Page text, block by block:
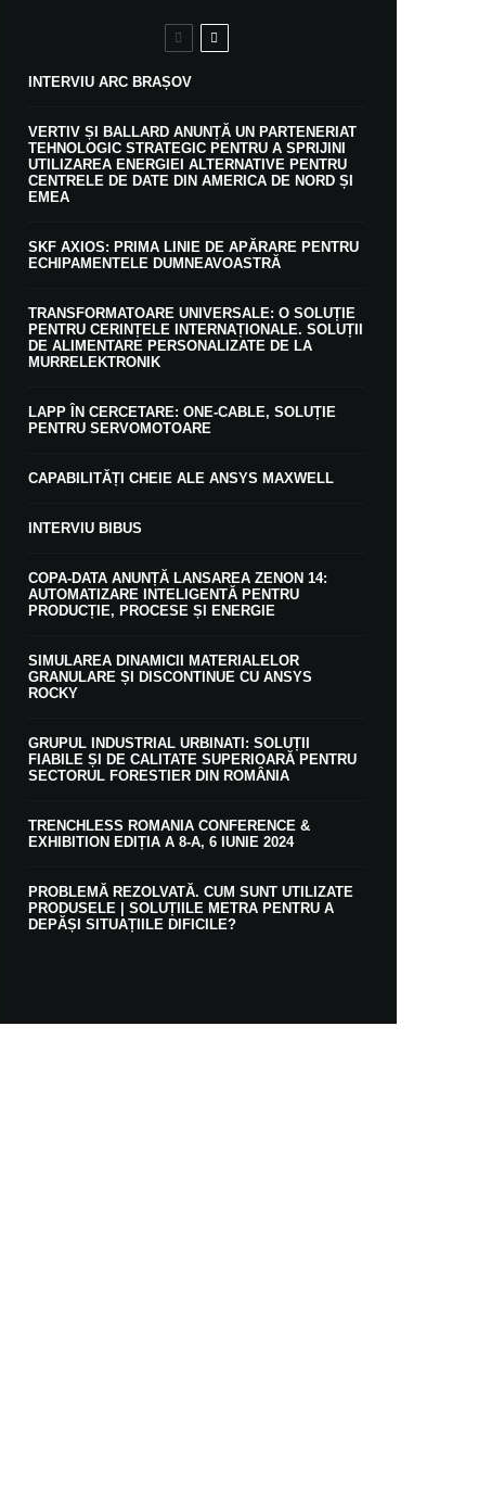
INTERVIU ARC BRAȘOV
VERTIV ȘI BALLARD ANUNȚĂ UN PARTENERIAT
TEHNOLOGIC STRATEGIC PENTRU A SPRIJINI
UTILIZAREA ENERGIEI ALTERNATIVE PENTRU
CENTRELE DE DATE DIN AMERICA DE NORD ȘI
EMEA
SKF AXIOS: PRIMA LINIE DE APĂRARE PENTRU
ECHIPAMENTELE DUMNEAVOASTRĂ
TRANSFORMATOARE UNIVERSALE: O SOLUȚIE
PENTRU CERINȚELE INTERNAȚIONALE. SOLUȚII
DE ALIMENTARE PERSONALIZATE DE LA
MURRELEKTRONIK
LAPP ÎN CERCETARE: ONE-CABLE, SOLUȚIE
PENTRU SERVOMOTOARE
CAPABILITĂȚI CHEIE ALE ANSYS MAXWELL
INTERVIU BIBUS
COPA-DATA ANUNȚĂ LANSAREA ZENON 14:
AUTOMATIZARE INTELIGENTĂ PENTRU
PRODUCȚIE, PROCESE ȘI ENERGIE
SIMULAREA DINAMICII MATERIALELOR
GRANULARE ȘI DISCONTINUE CU ANSYS
ROCKY
GRUPUL INDUSTRIAL URBINATI: SOLUȚII
FIABILE ȘI DE CALITATE SUPERIOARĂ PENTRU
SECTORUL FORESTIER DIN ROMÂNIA
TRENCHLESS ROMANIA CONFERENCE &
EXHIBITION EDIȚIA A 8-A, 6 IUNIE 2024
PROBLEMĂ REZOLVATĂ. CUM SUNT UTILIZATE
PRODUSELE | SOLUȚIILE METRA PENTRU A
DEPĂȘI SITUAȚIILE DIFICILE?